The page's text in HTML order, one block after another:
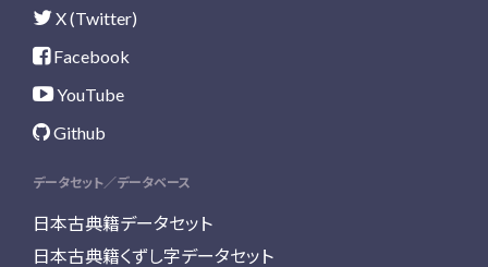
X (Twitter)
Facebook
YouTube
Github
データセット／データベース
日本古典籍データセット
日本古典籍くずし字データセット